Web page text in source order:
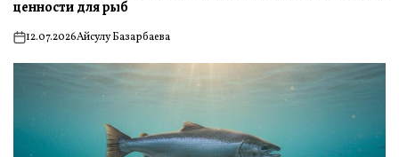
ценности для рыб
on12.07.2026Айсулу Базарбаева